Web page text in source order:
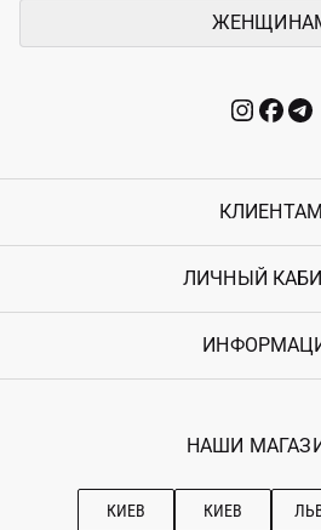
КЛИЕНТАМ
Контакты
Возврат
Гарантия
ЛИЧНЫЙ
Войти
Ostriv Club+
Наши
Рекомендации по
НАШИ
КИЕВ КИЕВ